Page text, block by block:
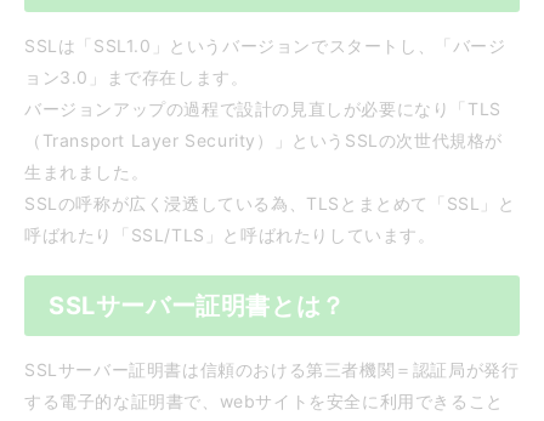
SSLは「SSL1.0」というバージョンでスタートし、「バージ
ョン3.0」まで存在します。
バージョンアップの過程で設計の見直しが必要になり「TLS
（Transport Layer Security）」というSSLの次世代規格が
生まれました。
SSLの呼称が広く浸透している為、TLSとまとめて「SSL」と
呼ばれたり「SSL/TLS」と呼ばれたりしています。
SSLサーバー証明書とは？
SSLサーバー証明書は信頼のおける第三者機関＝認証局が発行
する電子的な証明書で、webサイトを安全に利用できること